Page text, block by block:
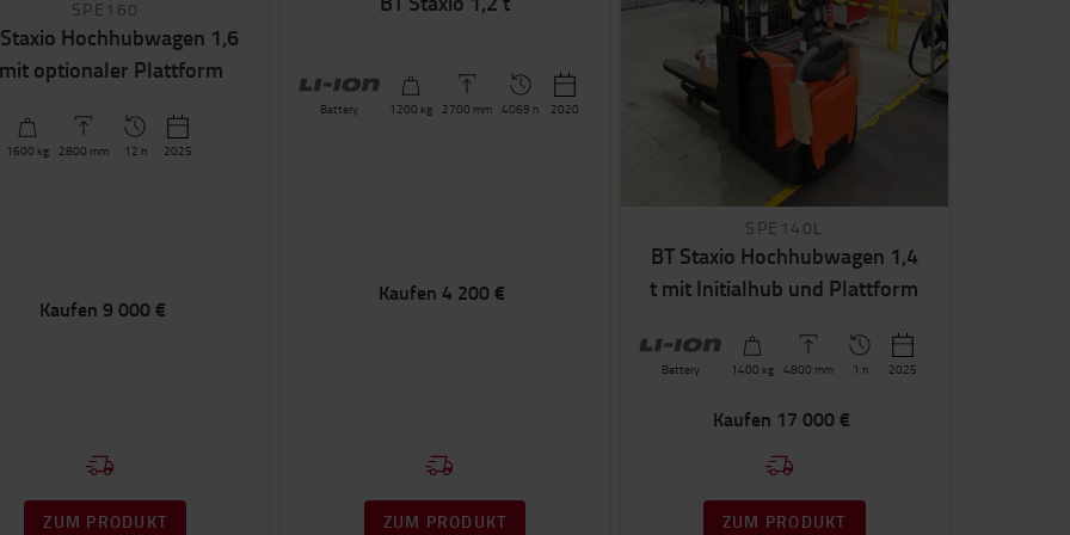
SPE160
Hochhubwagen 1,6
optionaler Plattform
1600 kg 2800 mm 12 h 2025
Kaufen 9 000 €
ZUM PRODUKT
Battery 1200 kg 2700 mm 4069 h 2020
Kaufen 4 200 €
ZUM PRODUKT
SPE140L
BT Staxio Hochhubwagen 1,4
t mit Initialhub und Plattform
Battery 1400 kg 4800 mm 1 h 2025
Kaufen 17 000 €
ZUM PRODUKT